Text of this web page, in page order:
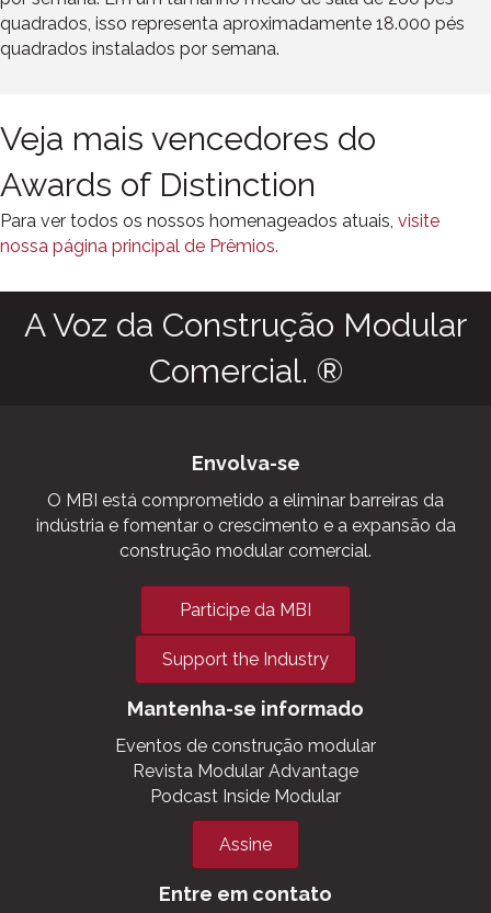
quadrados, isso representa aproximadamente 18.000 pés
quadrados instalados por semana.
Veja mais vencedores do
Awards of Distinction
Para ver todos os nossos homenageados atuais, visite
nossa página principal de Prêmios.
A Voz da Construção Modular
Comercial. ®
Envolva-se
O MBI está comprometido a eliminar barreiras da
indústria e fomentar o crescimento e a expansão da
construção modular comercial.
Participe da MBI
Support the Industry
Mantenha-se informado
Eventos de construção modular
Revista Modular Advantage
Podcast Inside Modular
Assine
Entre em contato